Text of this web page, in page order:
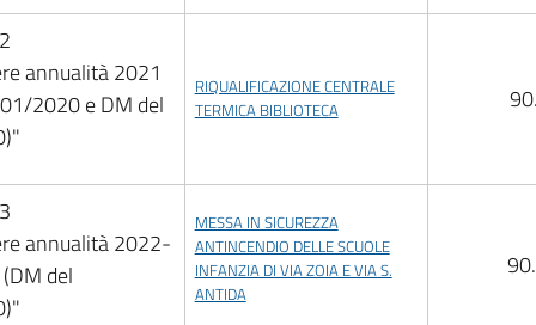
annualità 2021
2020 e DM del
RIQUALIFICAZIONE CENTRALE
TERMICA BIBLIOTECA
annualità 2022-
del
MESSA IN SICUREZZA
ANTINCENDIO DELLE SCUOLE
INFANZIA DI VIA ZOIA E VIA S.
ANTIDA